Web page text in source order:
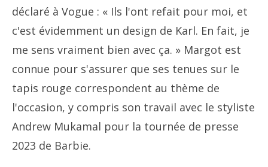
déclaré à Vogue : « Ils l'ont refait pour moi, et
c'est évidemment un design de Karl. En fait, je
me sens vraiment bien avec ça. » Margot est
connue pour s'assurer que ses tenues sur le
tapis rouge correspondent au thème de
l'occasion, y compris son travail avec le styliste
Andrew Mukamal pour la tournée de presse
2023 de Barbie.